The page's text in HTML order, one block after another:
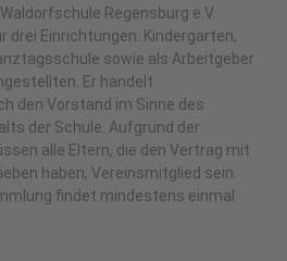
Regensburg e.V.
drei Einrichtungen: Kindergarten,
sowie als Arbeitgeber
Er handelt
den Vorstand im Sinne des
der Schule. Aufgrund der
alle Eltern, die den Vertrag mit
haben, Vereinsmitglied sein.
findet mindestens einmal